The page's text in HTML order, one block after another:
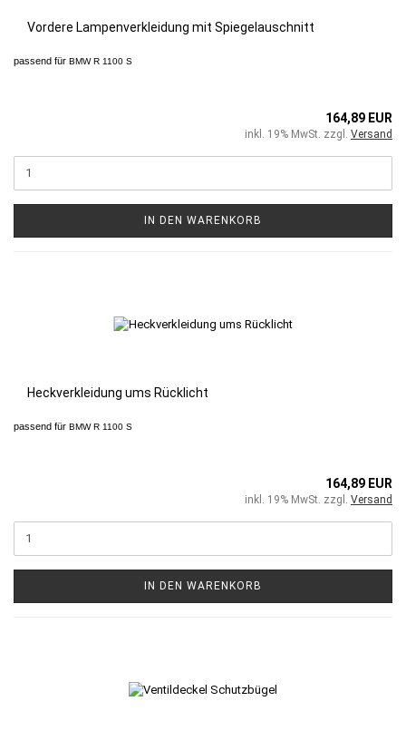
Vordere Lampenverkleidung mit Spiegelauschnitt
passend für BMW R 1100 S
164,89 EUR
inkl. 19% MwSt. zzgl. Versand
IN DEN WARENKORB
Heckverkleidung ums Rücklicht
passend für BMW R 1100 S
164,89 EUR
inkl. 19% MwSt. zzgl. Versand
IN DEN WARENKORB